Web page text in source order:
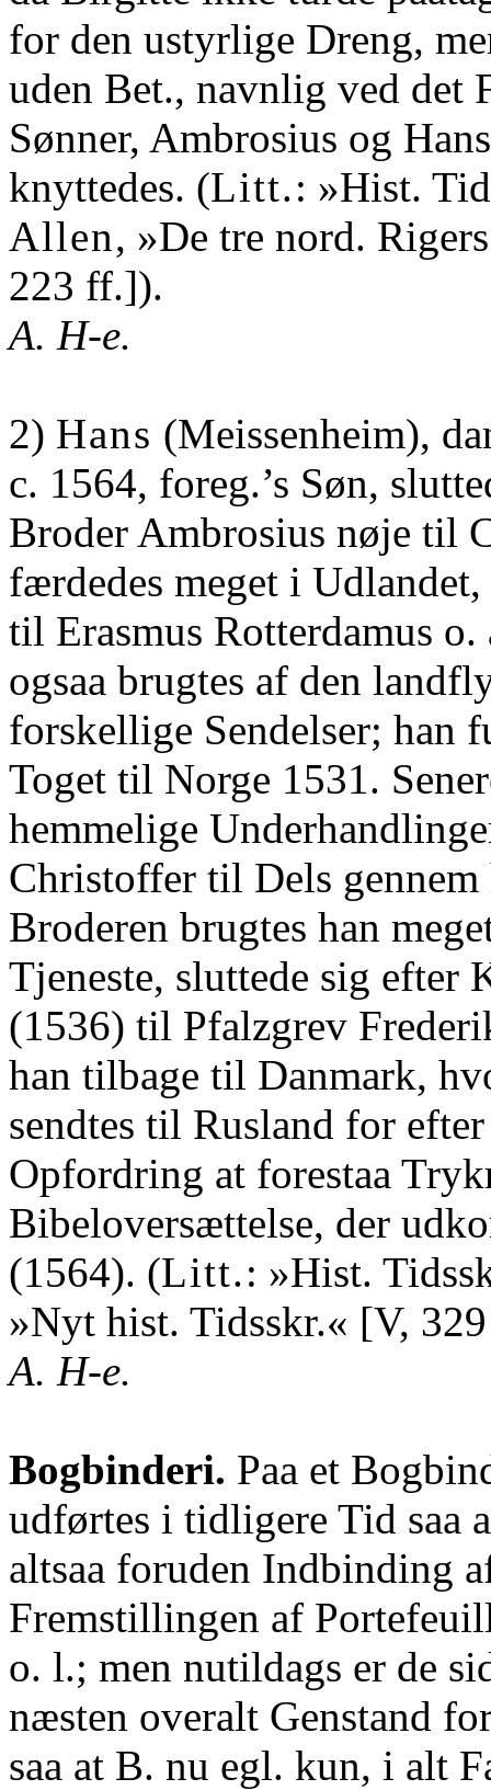
for den ustyrlige Dreng,
uden Bet., navnlig ved det
Sønner, Ambrosius og
knyttedes. (Litt.: »Hist.
Allen, »De tre nord.
223 ff.]).
A. H-e.
2) Hans (Meissenheim),
c. 1564, foreg.’s Søn,
Broder Ambrosius nøje til
færdedes meget i
til Erasmus Rotterdamus o.
ogsaa brugtes af den
forskellige Sendelser; han
Toget til Norge 1531.
hemmelige
Christoffer til Dels gennem
Broderen brugtes han
Tjeneste, sluttede sig efter
(1536) til Pfalzgrev
han tilbage til Danmark,
sendtes til Rusland for
Opfordring at forestaa
Bibeloversættelse, der
(1564). (Litt.: »Hist.
»Nyt hist. Tidsskr.« [V,
A. H-e.
Bogbinderi. Paa et
udførtes i tidligere Tid saa
altsaa foruden Indbinding
Fremstillingen af
o. l.; men nutildags er de
næsten overalt Genstand
saa at B. nu egl. kun, i alt